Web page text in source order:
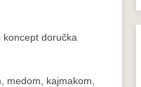
doručka
medom, kajmakom,